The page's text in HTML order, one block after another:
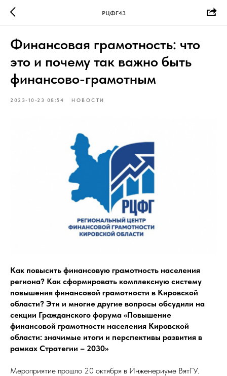
РЦФГ43
Финансовая грамотность: что
это и почему так важно быть
финансово-грамотным
2023-10-23 08:54 НОВОСТИ
Как повысить финансовую грамотность населения
региона? Как сформировать комплексную систему
повышения финансовой грамотности в Кировской
области? Эти и многие другие вопросы обсудили на
секции Гражданского форума «Повышение
финансовой грамотности населения Кировской
области: значимые итоги и перспективы развития в
рамках Стратегии – 2030»
Мероприятие прошло 20 октября в Инженериуме ВятГУ.